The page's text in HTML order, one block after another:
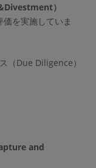
）
を実施していま
（Due Diligence）
and